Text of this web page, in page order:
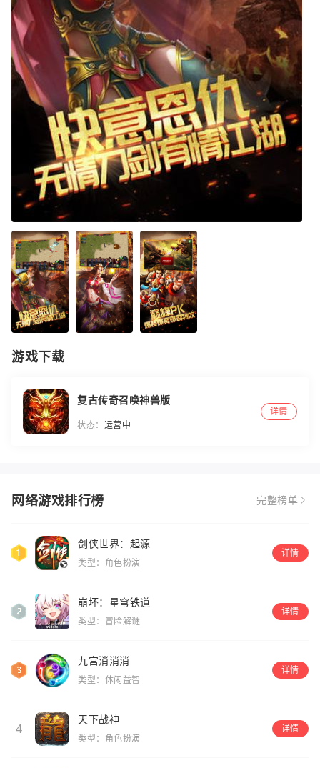
游戏下载
复古传奇召唤神兽版
状态： 运营中
详情
网络游戏排行榜 完整榜单
剑侠世界：起源
类型：角色扮演
详情
崩坏：星穹铁道
类型：冒险解谜
详情
九宫消消消
类型：休闲益智
详情
4
天下战神
类型：角色扮演
详情